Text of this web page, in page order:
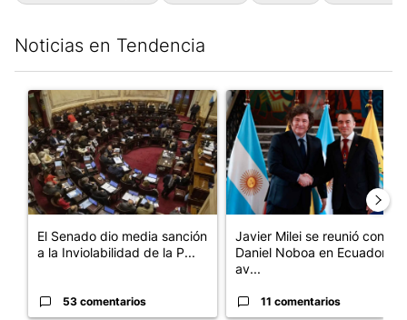
Noticias en Tendencia
Un artículo de tendencia con el título "El Senado dio media
El Senado dio media sanción
a la Inviolabilidad de la P...
53 comentarios
Un artículo de tendencia con
Javier Milei se reunió con
Daniel Noboa en Ecuador y
av...
11 comentarios